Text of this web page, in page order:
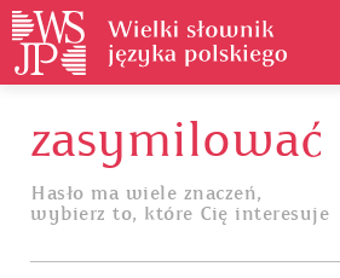
Historia słownika
Jak korzystać
zasymilować
Hasło ma wiele znaczeń,
wybierz to, które Cię interesuje